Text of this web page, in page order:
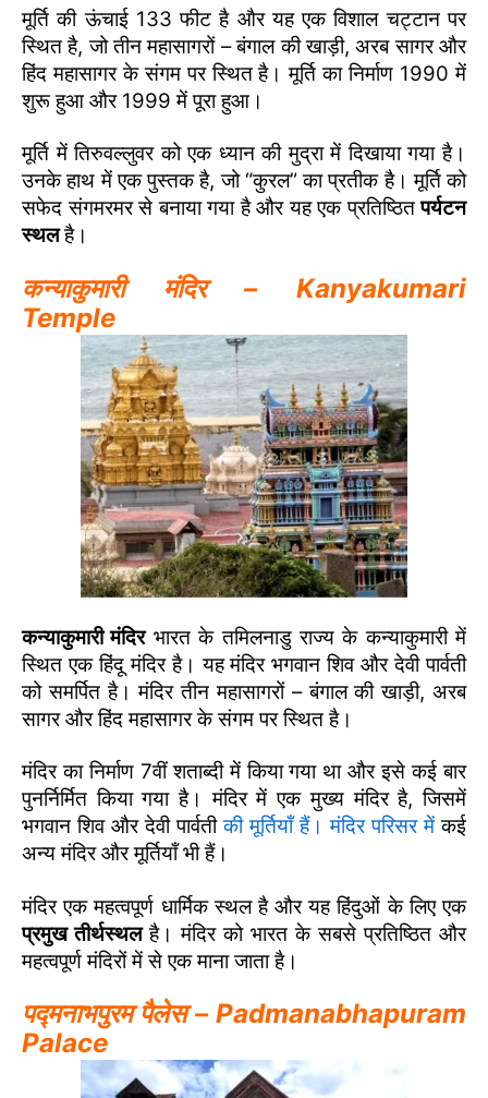
मूर्ति की ऊंचाई 133 फीट है और यह एक विशाल चट्टान पर
स्थित है, जो तीन महासागरों – बंगाल की खाड़ी, अरब सागर और
हिंद महासागर के संगम पर स्थित है। मूर्ति का निर्माण 1990 में
शुरू हुआ और 1999 में पूरा हुआ।
मूर्ति में तिरुवल्लुवर को एक ध्यान की मुद्रा में दिखाया गया है।
उनके हाथ में एक पुस्तक है, जो “कुरल” का प्रतीक है। मूर्ति को
सफेद संगमरमर से बनाया गया है और यह एक प्रतिष्ठितपर्यटन
स्थलहै।
कन्याकुमारी मंदिर – Kanyakumari
Temple
कन्याकुमारी मंदिरभारत के तमिलनाडु राज्य के कन्याकुमारी में
स्थित एक हिंदू मंदिर है। यह मंदिर भगवान शिव और देवी पार्वती
को समर्पित है। मंदिर तीन महासागरों – बंगाल की खाड़ी, अरब
सागर और हिंद महासागर के संगम पर स्थित है।
मंदिर का निर्माण 7वीं शताब्दी में किया गया था और इसे कई बार
पुनर्निर्मित किया गया है। मंदिर में एक मुख्य मंदिर है, जिसमें
भगवान शिव और देवी पार्वतीकी मूर्तियाँ हैं। मंदिर परिसर में कई
अन्य मंदिर और मूर्तियाँ भी हैं।
मंदिर एक महत्वपूर्ण धार्मिक स्थल है और यह हिंदुओं के लिए एक
प्रमुख तीर्थस्थलहै। मंदिर को भारत के सबसे प्रतिष्ठित और
महत्वपूर्ण मंदिरों में से एक माना जाता है।
पद्मनाभपुरम पैलेस – Padmanabhapuram
Palace